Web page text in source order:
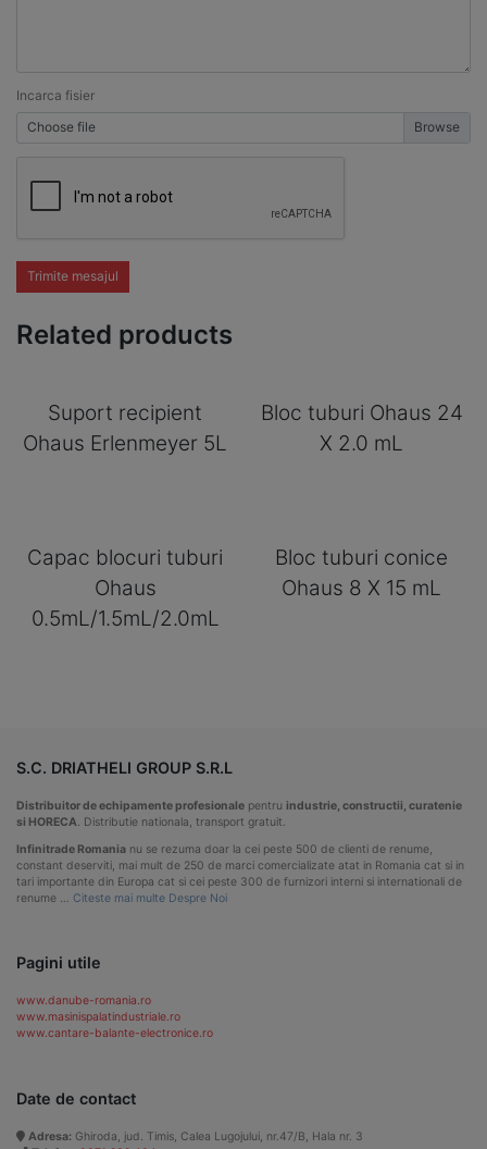
Incarca fisier
Choose file
Trimite mesajul
Related products
Suport recipient
Ohaus Erlenmeyer 5L
Bloc tuburi Ohaus 24
X 2.0 mL
Capac blocuri tuburi
Ohaus
0.5mL/1.5mL/2.0mL
Bloc tuburi conice
Ohaus 8 X 15 mL
S.C. DRIATHELI GROUP S.R.L
Distribuitor de echipamente profesionale pentru industrie, constructii, curatenie
si HORECA . Distributie nationala, transport gratuit.
Infinitrade Romania nu se rezuma doar la cei peste 500 de clienti de renume,
constant deserviti, mai mult de 250 de marci comercializate atat in Romania cat si in
tari importante din Europa cat si cei peste 300 de furnizori interni si internationali de
renume … Citeste mai multe Despre Noi
Pagini utile
www.danube-romania.ro
www.masinispalatindustriale.ro
www.cantare-balante-electronice.ro
Date de contact
Adresa: Ghiroda, jud. Timis, Calea Lugojului, nr.47/B, Hala nr. 3